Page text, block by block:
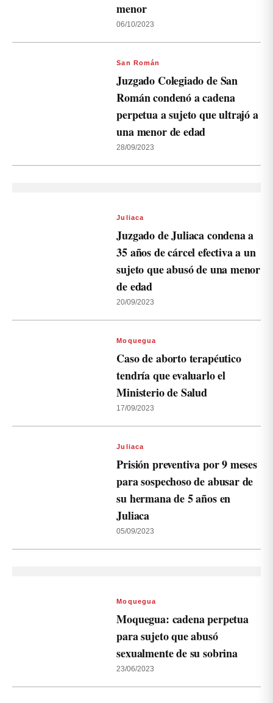
menor
06/10/2023
San Román
Juzgado Colegiado de San
Román condenó a cadena
perpetua a sujeto que ultrajó a
una menor de edad
28/09/2023
Juliaca
Juzgado de Juliaca condena a
35 años de cárcel efectiva a un
sujeto que abusó de una menor
de edad
20/09/2023
Moquegua
Caso de aborto terapéutico
tendría que evaluarlo el
Ministerio de Salud
17/09/2023
Juliaca
Prisión preventiva por 9 meses
para sospechoso de abusar de
su hermana de 5 años en
Juliaca
05/09/2023
Moquegua
Moquegua: cadena perpetua
para sujeto que abusó
sexualmente de su sobrina
23/06/2023